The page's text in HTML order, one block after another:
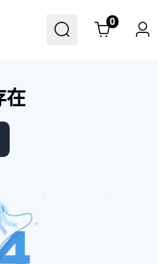
Cart0
在